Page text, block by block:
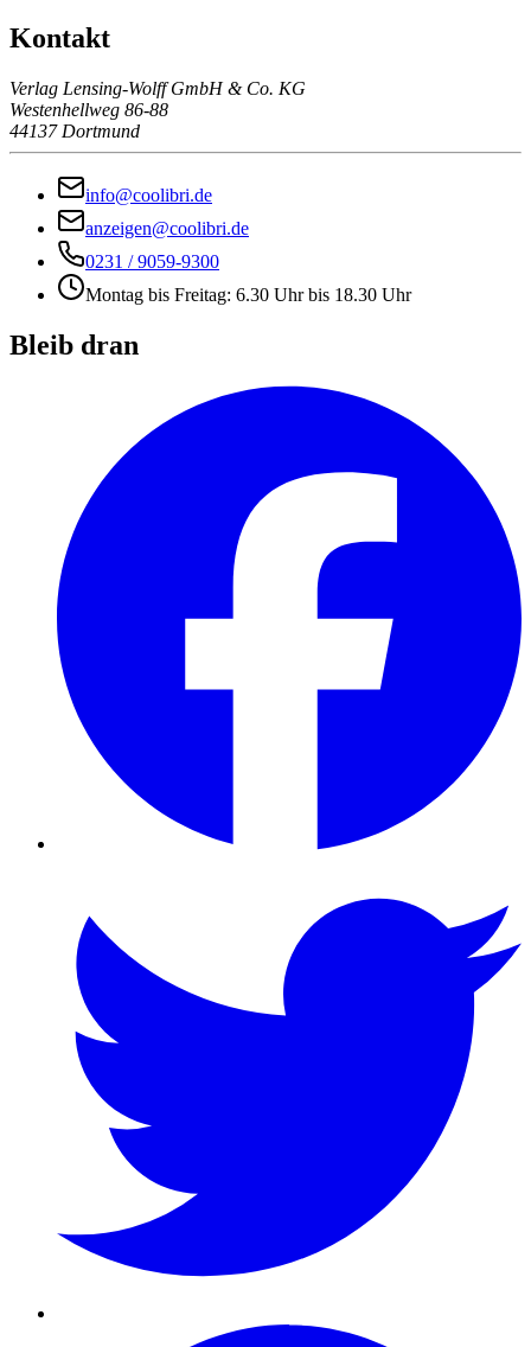
Kontakt
Verlag Lensing-Wolff GmbH & Co. KG
Westenhellweg 86-88
44137 Dortmund
info@coolibri.de
anzeigen@coolibri.de
0231 / 9059-9300
Montag bis Freitag: 6.30 Uhr bis 18.30 Uhr
Bleib dran